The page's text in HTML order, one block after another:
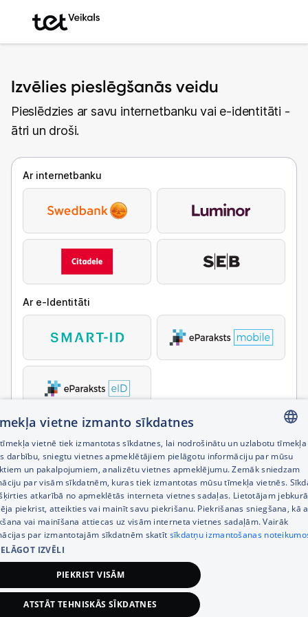
Izvēlies pieslēgšanās veidu
Pieslēdzies ar savu internetbanku vai e-identitāti -
ātri un droši.
Ar internetbanku
Ar e-Identitāti
LATVIAN
RUSSIAN
ENGLISH
vietne izmanto sīkdatnes
vietnē tiek izmantotas sīkdatnes, lai nodrošinātu un uzlabotu tīmekļa
darbību, sniegtu vietnes apmeklētājiem pielāgotu informāciju par mūsu
un pakalpojumiem, analizētu vietnes apmeklējumu. Zemāk sniedzam
par visām sīkdatnēm, kuras tiek izmantotas mūsu tīmekļa vietnēs.
atkarībā no apmeklētās interneta vietnes sadaļas. Lietotājam
piekrist, atteikties vai mainīt savu piekrišanu. Piekrišanas sniegšana, kā
vai mainīšana attiecas uz visām interneta vietnes sadaļām. Vairāk
par izmantotajām sīkdatnēm skatīt sīkdatņu izmantošanas
IZVĒLI
PIEKRIST VISĀM
ATSTĀT TEHNISKĀS SĪKDATNES